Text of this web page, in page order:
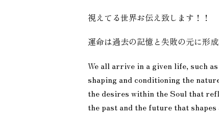
視えてる世界お伝え致します！！
運命は過去の記憶と失敗の元に形
We all arrive in a given life, such
shaping and conditioning the
the desires within the Soul that
the past and the future that